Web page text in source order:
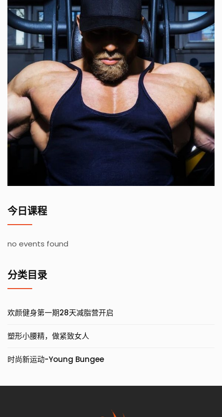
今日课程
no events found
分类目录
欢颜健身第一期28天减脂营开启
塑形小腰精，做紧致女人
时尚新运动-Young Bungee